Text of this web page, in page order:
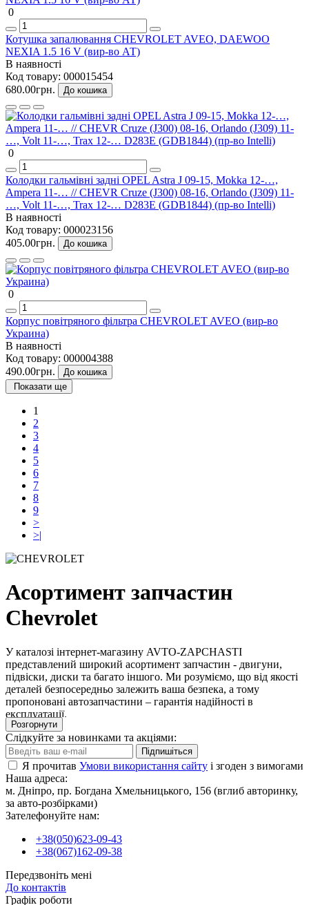
0
Котушка запалювання CHEVROLET AVEO, DAEWOO
NEXIA 1.5 16 V (вир-во АТ)
В наявності
Код товару: 000015454
680.00грн.
До кошика
0
Колодки гальмівні задні OPEL Astra J 09-15, Mokka 12-…,
Ampera 11-… // CHEVR Cruze (J300) 08-16, Orlando (J309) 11-
…, Volt 11-…, Trax 12-… D283E (GDB1844) (пр-во Intelli)
В наявності
Код товару: 000023156
405.00грн.
До кошика
0
Корпус повітряного фільтра CHEVROLET AVEО (вир-во
Украина)
В наявності
Код товару: 000004388
490.00грн.
До кошика
Показати ще
1
2
3
4
5
6
7
8
9
>
>|
Асортимент запчастин
Chevrolet
У каталозі інтернет-магазину AVTO-ZAPCHASTI
представлений широкий асортимент запчастин - двигуни,
підвіски, диски та багато іншого. Ми розуміємо, що від якості
деталей безпосередньо залежить ваша безпека, а тому
пропоновані автозапчастини – гарантія надійності в
експлуатації.
Кожен покупець нашого інтернет-магазину може
розраховувати на те, що придбані деталі та комплектуючі
безвідмовно виконуватимуть свої функції протягом багатьох
років. Співробітники AVTO-ZAPCHASTI докладають
максимум зусиль, щоб використання вашого автомобіля було
для вас максимально комфортним та приносило задоволення.
А значить, купівля деталей, комплектуючих і автоаксесуарів, а
також сам ремонт повинні бути на високому рівні.
замовлення, своєчасне відправлення в будь-яке місто України
або швидку доставку по Дніпру. У разі потреби наші
будь-якого питання щодо вибору деталей або уточнення
технічних характеристик.
Розгорнути
Слідкуйте за новинками та акціями:
Підпишіться
Я прочитав Умови використання сайту і згоден з вимогами
Наша адреса:
м. Дніпро, пр. Богдана Хмельницького, 156 (вглиб авторинку,
за авто-розбірками)
Зателефонуйте нам:
+38(050)623-09-43
+38(067)162-09-38
Передзвоніть мені
До контактів
Графік роботи